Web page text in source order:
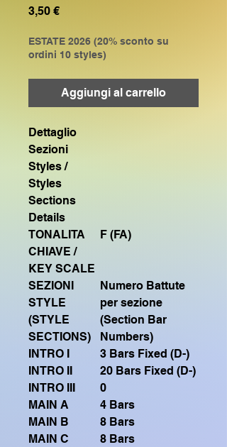
3,50 €Prezzo
ESTATE 2026 (20% sconto su
ordini 10 styles)
Aggiungi al carrello
Dettaglio
Sezioni
Styles /
Styles
Sections
Details
TONALITA
CHIAVE /
KEY SCALE
F (FA)
SEZIONI
STYLE
(STYLE
SECTIONS)
Numero Battute
per sezione
(Section Bar
Numbers)
INTRO I
3 Bars Fixed (D-)
INTRO II
20 Bars Fixed (D-)
INTRO III
0
MAIN A
4 Bars
MAIN B
8 Bars
MAIN C
8 Bars